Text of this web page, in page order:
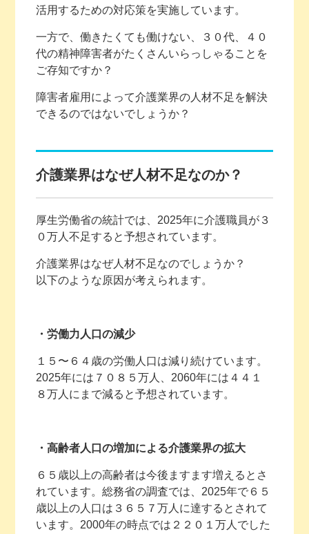
活用するための対応策を実施しています。
一方で、働きたくても働けない、３０代、４０
代の精神障害者がたくさんいらっしゃることを
ご存知ですか？
障害者雇用によって介護業界の人材不足を解決
できるのではないでしょうか？
介護業界はなぜ人材不足なのか？
厚生労働省の統計では、2025年に介護職員が３
０万人不足すると予想されています。
介護業界はなぜ人材不足なのでしょうか？
以下のような原因が考えられます。
・労働力人口の減少
１５〜６４歳の労働人口は減り続けています。
2025年には７０８５万人、2060年には４４１
８万人にまで減ると予想されています。
・高齢者人口の増加による介護業界の拡大
６５歳以上の高齢者は今後ますます増えるとさ
れています。総務省の調査では、2025年で６５
歳以上の人口は３６５７万人に達するとされて
います。2000年の時点では２２０１万人でした